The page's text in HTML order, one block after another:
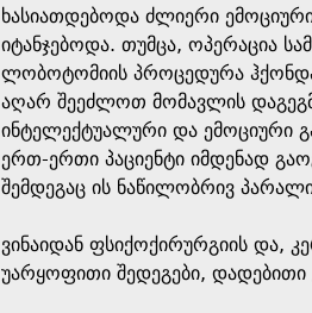
s
a
g
e
ხასიათდებოდა ძლიერი
იტანჯებოდა. თუმცა, ოპერაცია
ლობოტომიის პროცედურა
აღარ შეეძლოთ მომავლის
ინტელექტუალური და ემოციური
ერთ-ერთი პაციენტი იმდენად
შემდეგაც ის ნაწილობრივ
ვინაიდან ფსიქოქირურგიის და,
უარყოფითი შედეგები, დადებითი